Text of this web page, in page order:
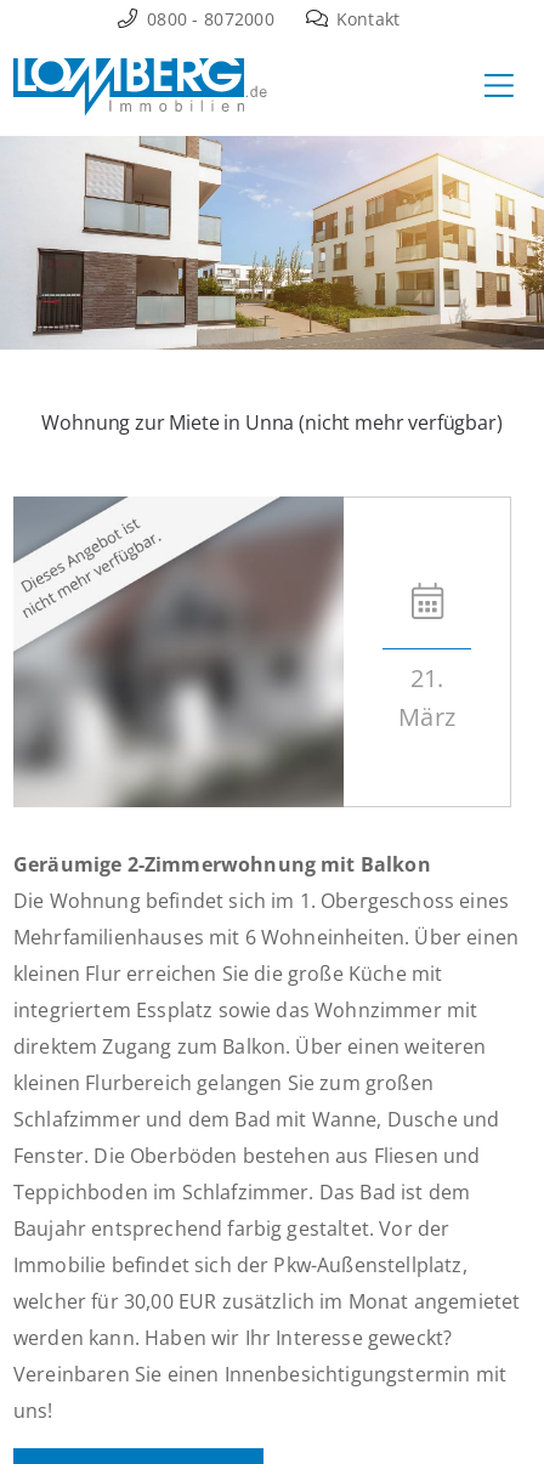
Inhalt
springen
0800 - 8072000 Kontakt
Wohnung zur Miete in Unna (nicht mehr verfügbar)
21.
März
Geräumige 2-Zimmerwohnung mit Balkon
Die Wohnung befindet sich im 1. Obergeschoss eines
Mehrfamilienhauses mit 6 Wohneinheiten. Über einen
kleinen Flur erreichen Sie die große Küche mit
integriertem Essplatz sowie das Wohnzimmer mit
direktem Zugang zum Balkon. Über einen weiteren
kleinen Flurbereich gelangen Sie zum großen
Schlafzimmer und dem Bad mit Wanne, Dusche und
Fenster. Die Oberböden bestehen aus Fliesen und
Teppichboden im Schlafzimmer. Das Bad ist dem
Baujahr entsprechend farbig gestaltet. Vor der
Immobilie befindet sich der Pkw-Außenstellplatz,
welcher für 30,00 EUR zusätzlich im Monat angemietet
werden kann. Haben wir Ihr Interesse geweckt?
Vereinbaren Sie einen Innenbesichtigungstermin mit
uns!